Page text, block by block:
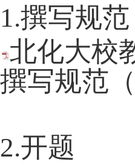
1.撰写规范
北化大校
撰写规范（
2.开题